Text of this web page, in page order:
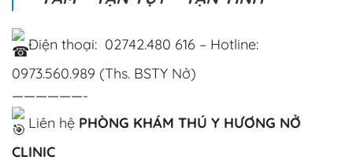
Điện thoại: 02742.480 616 – Hotline:
0973.560.989 (Ths. BSTY Nở)
——————-
Liên hệ PHÒNG KHÁM THÚ Y HƯƠNG NỞ
CLINIC